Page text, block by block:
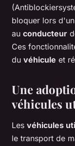
bloquer lors
au conducteur
Ces
du véhicule et
Une
véhicules
Les véhicules
le transport de